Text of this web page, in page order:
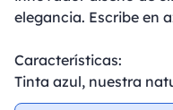
elegancia. Escribe en
Características:
Tinta azul, nuestra